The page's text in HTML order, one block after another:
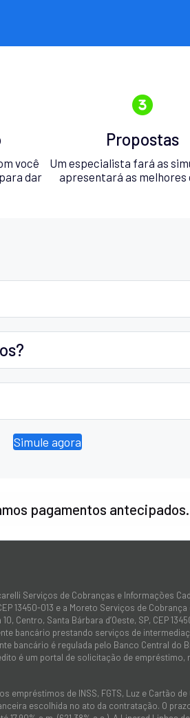
você
dar
Propostas
Um especialista fará as
apresentará as melhores
Simule agora
pagamentos antecipados.
Serviços de Cobranças e Informações
13450-013 e a Moreto Serviços de
10, Centro, Santa Bárbara d’Oeste, SP, CEP
bancário prestando serviços de
bancário é regulada pelo Banco Central do
é um portal de solicitação de
empréstimos de INSS, FGTS, Luz e Cartão
escolhida no ato da contratação. O